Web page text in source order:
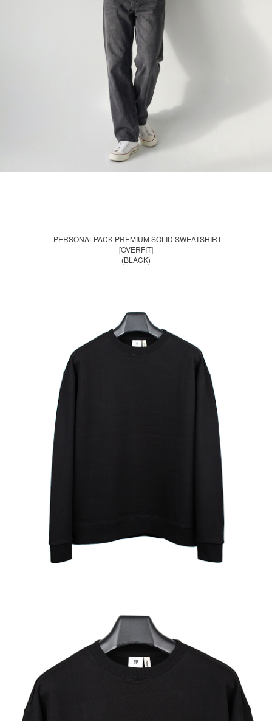
-PERSONALPACK PREMIUM SOLID SWEATSHIRT
[OVERFIT]
(BLACK)